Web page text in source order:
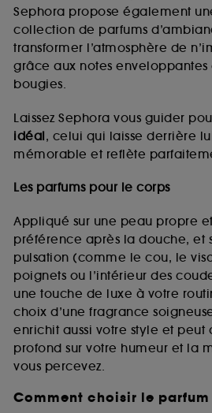
Sephora propose également
collection de parfums
transformer l’atmosphère de
grâce aux notes enveloppantes
bougies.
Laissez Sephora vous guider
idéal, celui qui laisse derrière
mémorable et reflète
Les parfums pour le corps
Appliqué sur une peau propre
préférence après la douche, et
pulsation (comme le cou, le
poignets ou l’intérieur des
une touche de luxe à votre
choix d’une fragrance
enrichit aussi votre style et peut
profond sur votre humeur et la
vous percevez.
Comment choisir le
de vous plaire via des
sites tiers et sur les réseaux
des pages que vous avez
navigation, et de l'historique
d’en améliorer la
Cookies de sécurisation des
fraudes aux moyens de
usurpations d’identité.
Cookies fonctionnels :il
permettant l’affichage et/ou
certaines fonctionnalités du
cookies d’authentification qui
vous faire bénéficier de
prolongée vous permettant
compte lors de votre
sans saisir à nouveau votre
passe.
A l'exception des cookies